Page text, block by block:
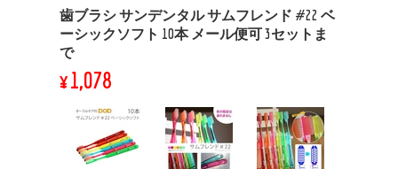
歯ブラシ サンデンタル サムフレンド #22 ベ
ーシックソフト 10本 メール便可 3セットま
で
¥1,078